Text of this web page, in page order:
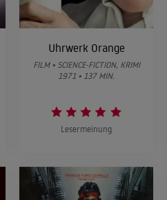
Uhrwerk Orange
FILM • SCIENCE-FICTION, KRIMI
1971 • 137 MIN.
Lesermeinung